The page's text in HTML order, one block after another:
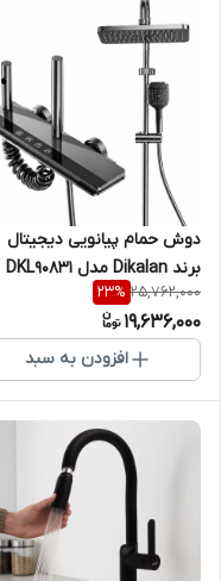
دوش حمام پیانویی دیجیتال
برند Dikalan مدل DKL90831
25,762,000
23%
19,636,000
افزودن به سبد